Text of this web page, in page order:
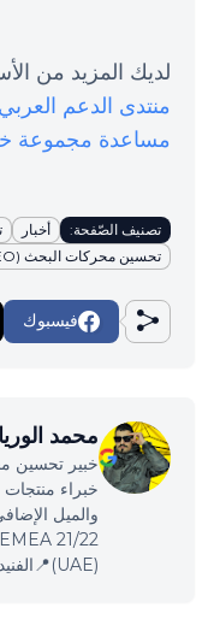
لديك المزيد من
منتدى الدعم العربي
مساعدة مجموعة
تصنيف الصّفحة: أخبار
تحسين محركات البحث (SEO)
فيسبوك
محمد
خبراء
والميل
(UAE)📍الفنيدق | المملكة المغربية